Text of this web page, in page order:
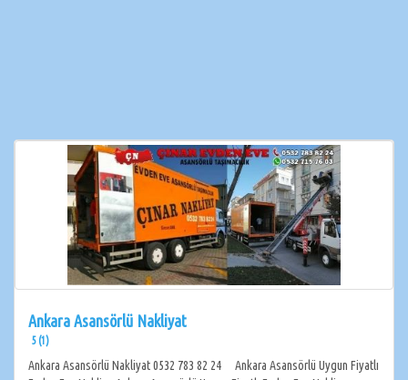
Ankara Asansörlü Nakliyat
5 (1)
Ankara Asansörlü Nakliyat 0532 783 82 24 Ankara Asansörlü Uygun Fiyatlı